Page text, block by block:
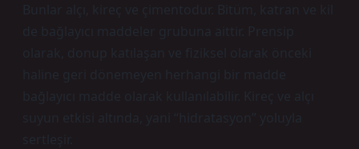
Bunlar alçı, kireç ve çimentodur. Bitüm, katran ve kil
de bağlayıcı maddeler grubuna aittir. Prensip
olarak, donup katılaşan ve fiziksel olarak önceki
haline geri dönemeyen herhangi bir madde
bağlayıcı madde olarak kullanılabilir. Kireç ve alçı
suyun etkisi altında, yani “hidratasyon” yoluyla
sertleşir.